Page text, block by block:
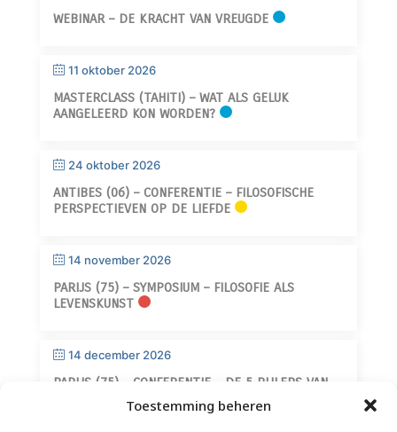
Toestemming beheren
WEBINAR – DE KRACHT VAN VREUGDE
11 oktober 2026
MASTERCLASS (TAHITI) – WAT ALS GELUK
AANGELEERD KON WORDEN?
24 oktober 2026
ANTIBES (06) – CONFERENTIE – FILOSOFISCHE
PERSPECTIEVEN OP DE LIEFDE
14 november 2026
PARIJS (75) – SYMPOSIUM – FILOSOFIE ALS
LEVENSKUNST
14 december 2026
PARIJS (75) – CONFERENTIE – DE 5 PIJLERS VAN